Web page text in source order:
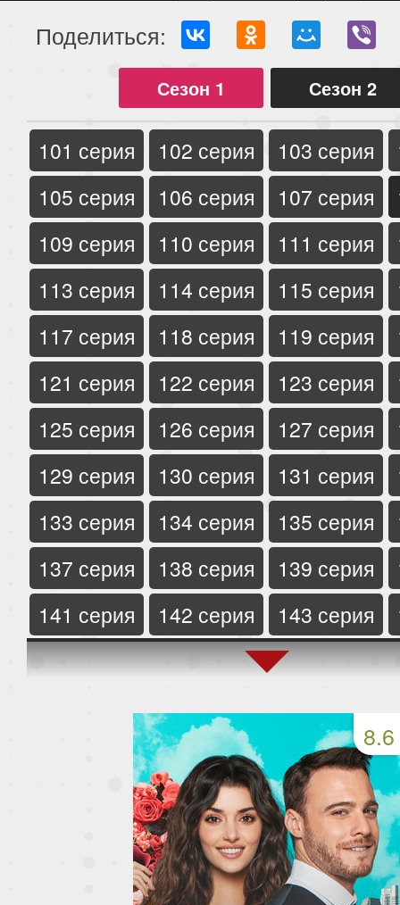
Поделиться:
Сезон 1 Сезон 2
101 серия 102 серия 103 серия
105 серия
106 серия 107 серия
109 серия
110 серия 111 серия
113 серия
114 серия 115 серия
117 серия
118 серия 119 серия
121 серия
122 серия 123 серия
125 серия
126 серия 127 серия
129 серия
130 серия 131 серия
133 серия
134 серия 135 серия
137 серия
138 серия 139 серия
141 серия
142 серия 143 серия
145 серия
146 серия 147 серия
149 серия
150 серия 151 серия
153 серия
154 серия 155 серия
157 серия
158 серия 159 серия
161 серия
8.6